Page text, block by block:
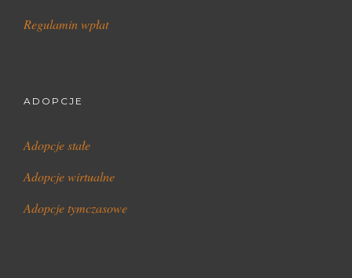
Regulamin wpłat
ADOPCJE
Adopcje stałe
Adopcje wirtualne
Adopcje tymczasowe